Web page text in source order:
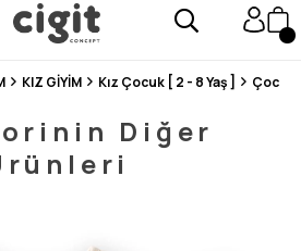
5 ÜZERİNDEN 4.8 PUAN ALDI ⭐⭐⭐⭐⭐
MUTLU MÜŞTERİ ❤️ 10 MİLYON ÜRÜN
KIZ GİYİM Kız Çocuk [ 2 - 8 Yaş ] Çocuk
Diğer